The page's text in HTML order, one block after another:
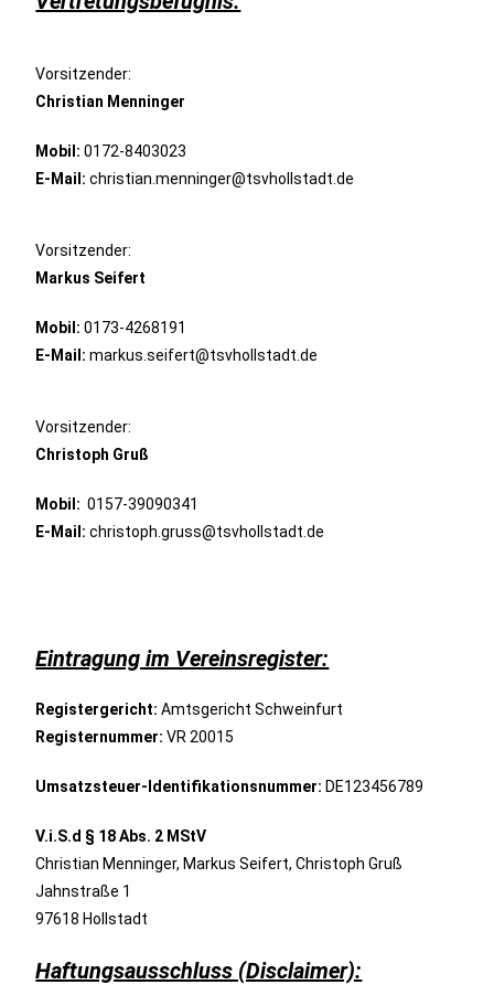
Vorsitzender:
Christian Menninger
Mobil: 0172-8403023
E-Mail: christian.menninger@tsvhollstadt.de
Vorsitzender:
Markus Seifert
Mobil:0173-4268191
E-Mail:markus.seifert@tsvhollstadt.de
Vorsitzender:
Christoph Gruß
Mobil: 0157-39090341
E-Mail:christoph.gruss@tsvhollstadt.de
Eintragung im Vereinsregister:
Registergericht: Amtsgericht Schweinfurt
Registernummer: VR 20015
Umsatzsteuer-Identifikationsnummer: DE123456789
V.i.S.d § 18 Abs. 2 MStV
Christian Menninger, Markus Seifert, Christoph Gruß
Jahnstraße 1
97618 Hollstadt
Haftungsausschluss (Disclaimer):